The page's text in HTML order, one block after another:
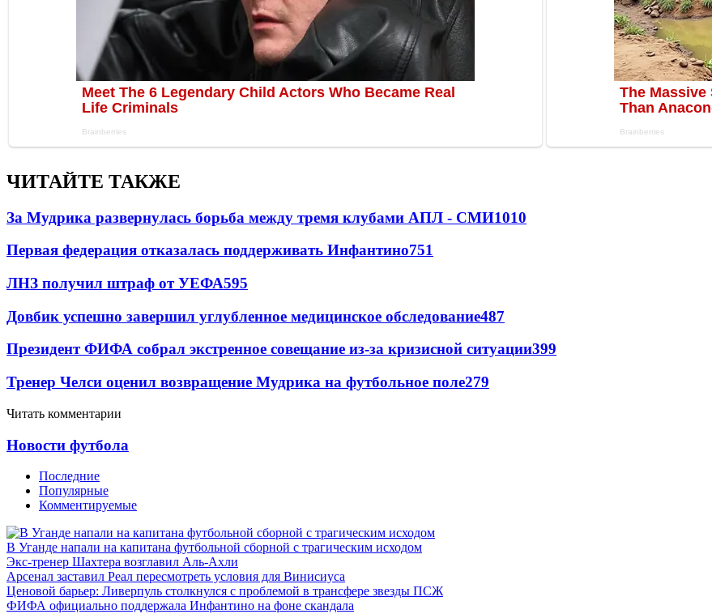
ЧИТАЙТЕ ТАКЖЕ
За Мудрика развернулась борьба между тремя клубами АПЛ - СМИ1010
Первая федерация отказалась поддерживать Инфантино751
ЛНЗ получил штраф от УЕФА595
Довбик успешно завершил углубленное медицинское обследование487
Президент ФИФА собрал экстренное совещание из-за кризисной ситуации399
Тренер Челси оценил возвращение Мудрика на футбольное поле279
Читать комментарии
Новости футбола
Последние
Популярные
Комментируемые
В Уганде напали на капитана футбольной сборной с трагическим исходом
Экс-тренер Шахтера возглавил Аль-Ахли
Арсенал заставил Реал пересмотреть условия для Винисиуса
Ценовой барьер: Ливерпуль столкнулся с проблемой в трансфере звезды ПСЖ
ФИФА официально поддержала Инфантино на фоне скандала